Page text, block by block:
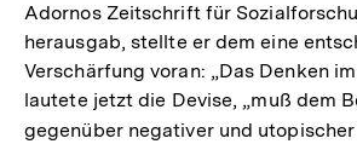
der
Adornos Zeitschrift für
herausgab, stellte er dem eine
Verschärfung voran: „Das Denken
lautete jetzt die Devise, „muß dem
gegenüber negativer und